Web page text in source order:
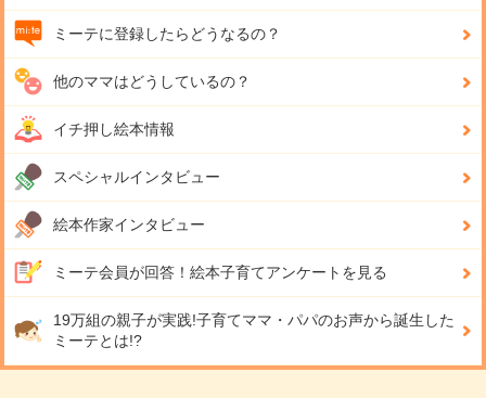
ミーテに登録したらどうなるの？
他のママはどうしているの？
イチ押し絵本情報
スペシャルインタビュー
絵本作家インタビュー
ミーテ会員が回答！ 絵本子育てアンケートを見る
19万組の親子が実践!子育てママ・パパのお声から誕生した
ミーテとは!?